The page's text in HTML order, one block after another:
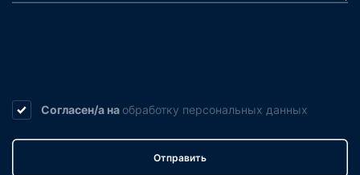
Согласен/а на обработку персональных данных
Отправить